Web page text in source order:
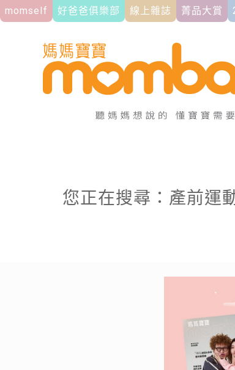
momself 好爸爸俱樂部 線上雜誌 菁品大賞
您正在搜尋：產前運